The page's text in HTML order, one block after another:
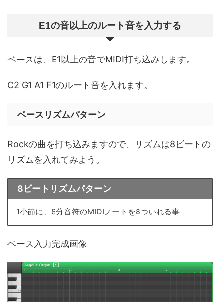
E1の音以上のルート音を入力する
ベースは、E1以上の音でMIDI打ち込みします。
C2 G1 A1 F1のルート音を入れます。
ベースリズムパターン
Rockの曲を打ち込みますので、リズムは8ビートの
リズムを入れてみよう。
8ビートリズムパターン
1小節に、8分音符のMIDIノートを8ついれる事
ベース入力完成画像